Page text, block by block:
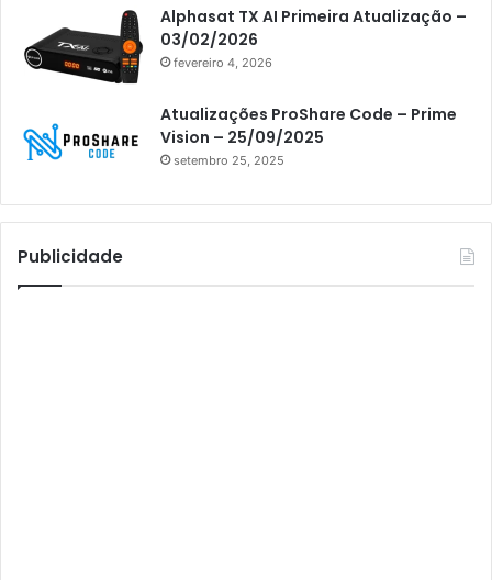
Athomics i3 Bold
Athomics Inspire Qi
Athomics inspire Qi Compact
Athomics Inspire Qi Lite
Athomics S3
Athomics T3
Atto
AttoNet
Alphasat TX AI Primeira Atualização –
03/02/2026
fevereiro 4, 2026
Atualizações ProShare Code – Prime
Vision – 25/09/2025
setembro 25, 2025
Publicidade